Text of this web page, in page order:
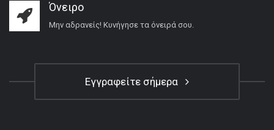
Όνειρο
Μην αδρανείς! Κυνήγησε τα όνειρά σου.
Εγγραφείτε σήμερα